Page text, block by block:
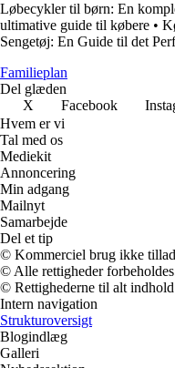
Løbecykler til børn: En
ultimative guide til købere •
Sengetøj: En Guide til det
Familieplan
Del glæden
X
Facebook
Hvem er vi
Tal med os
Mediekit
Annoncering
Min adgang
Mailnyt
Samarbejde
Del et tip
© Kommerciel brug ikke
© Alle rettigheder
© Rettighederne til alt indhold
Intern navigation
Strukturoversigt
Blogindlæg
Galleri